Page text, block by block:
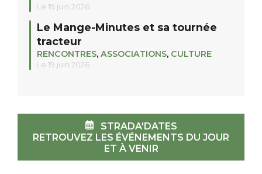
Le 19 juin 2026
Le Mange-Minutes et sa tournée
tracteur
RENCONTRES, ASSOCIATIONS, CULTURE
Le 19 juin 2026
STRADA'DATES
RETROUVEZ LES ÉVÉNEMENTS DU JOUR
ET À VENIR